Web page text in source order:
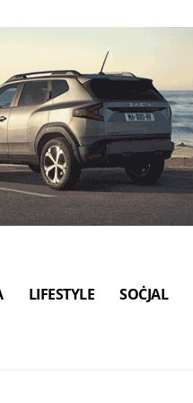
LIFESTYLE SOĊJAL